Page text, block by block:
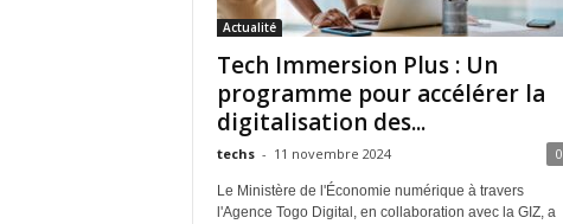
Actualité
Tech Immersion Plus : Un
programme pour accélérer la
digitalisation des...
techs - 11 novembre 2024 0
Le Ministère de l'Économie numérique à travers
l'Agence Togo Digital, en collaboration avec la GIZ, a